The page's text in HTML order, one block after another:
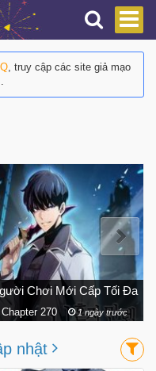
, truy cập các site giả mạo
Vũ Trang Siêu Nhiên
Chapter 242 11 ngày trước
nhật